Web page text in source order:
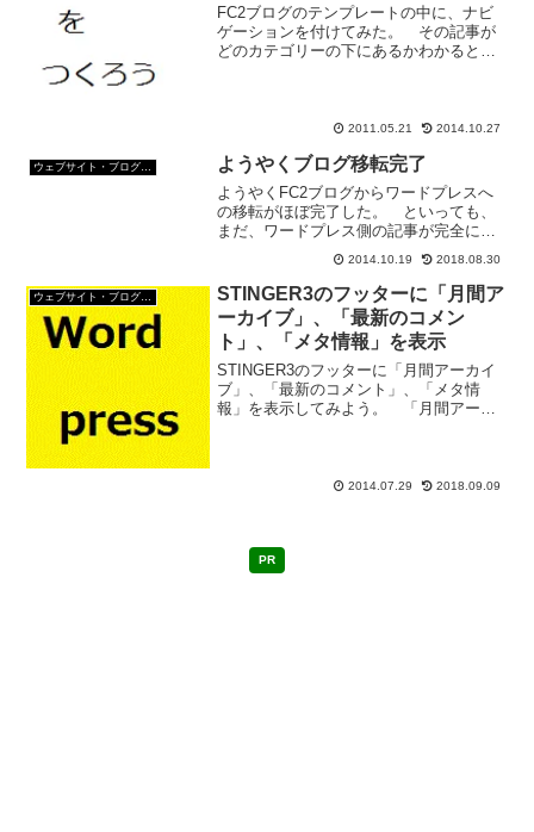
FC2ブログのテンプレートの中に、ナビ
ゲーションを付けてみた。 その記事が
どのカテゴリーの下にあるかわかるとい
だが･･･。<!--no... 2011.05.21 2014.10.27
ようやくブログ移転完了
ようやくFC2ブログからワードプレスへ
の移転がほぼ完了した。 といっても、
まだ、ワードプレス側の記事が完全には
修正していないんだけど。 タグとかカ
テゴリーとか、ほとんどの記事は未分類
のまま。 記事の修正は、少しずつして
行くつもりだ。 今日は...
2014.10.19 2018.08.30
ウェブサイト・ブログ作成
STINGER3のフッターに「月間ア
ーカイブ」、「最新のコメン
ト」、「メタ情報」を表示
STINGER3のフッターに「月間アーカイ
ブ」、「最新のコメント」、「メタ情
報」を表示してみよう。 「月間アーカ
べで表示する1.f... 2014.07.29 2018.09.09
PR